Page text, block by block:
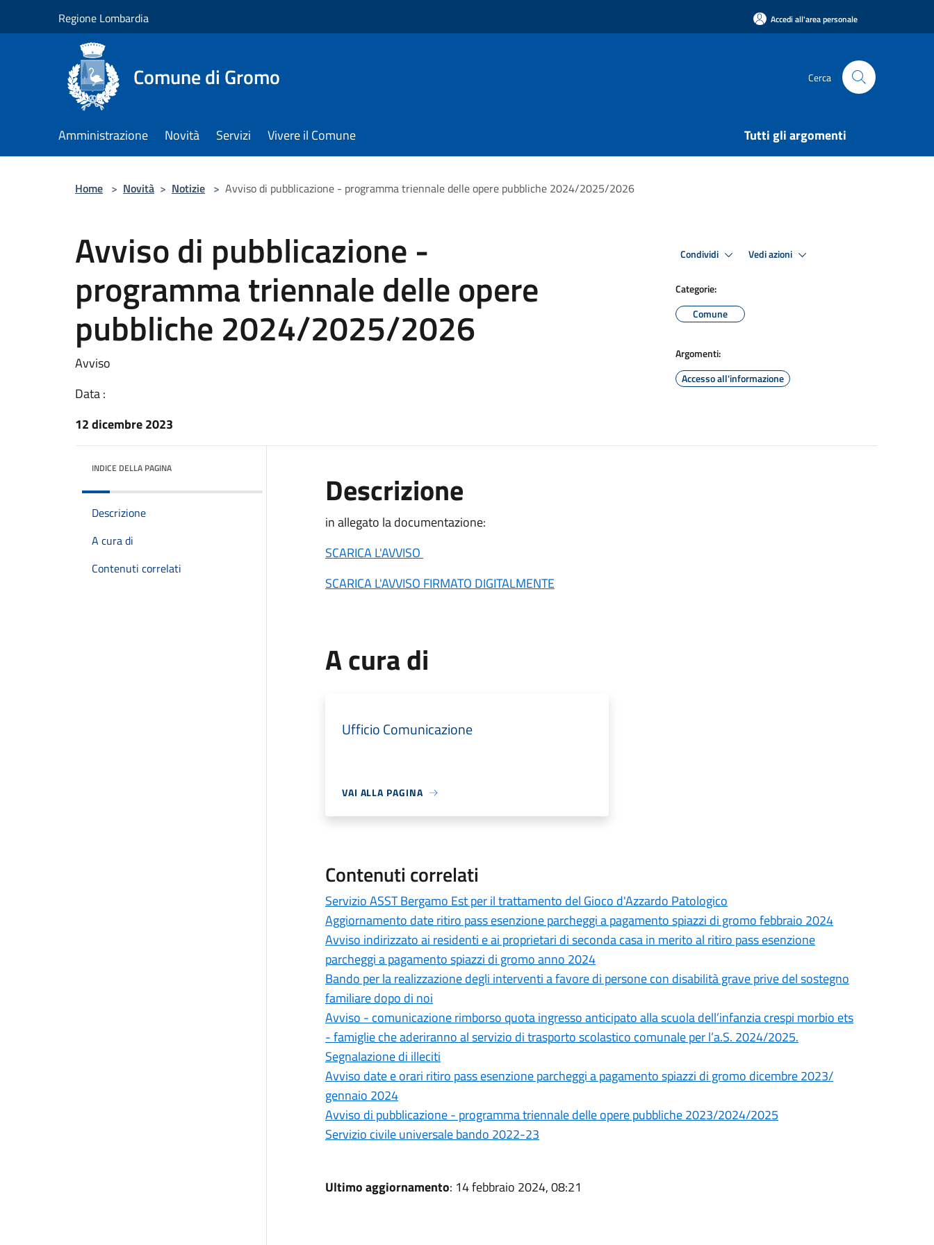
Regione Lombardia Accedi all'area personale
Comune di Gromo Cerca
Amministrazione Novità Servizi Vivere il Comune Tutti gli argomenti
Home > Novità > Notizie > Avviso di pubblicazione - programma triennale delle opere pubbliche 2024/2025/2026
Avviso di pubblicazione -
programma triennale delle opere
pubbliche 2024/2025/2026
Avviso
Data :
12 dicembre 2023
Condividi Vedi azioni
Categorie:
Comune
Argomenti:
Accesso all'informazione
INDICE DELLA PAGINA
Descrizione
A cura di
Contenuti correlati
Descrizione
in allegato la documentazione:
SCARICA L'AVVISO
SCARICA L'AVVISO FIRMATO DIGITALMENTE
A cura di
Ufficio Comunicazione
VAI ALLA PAGINA
Contenuti correlati
Servizio ASST Bergamo Est per il trattamento del Gioco d'Azzardo Patologico
Aggiornamento date ritiro pass esenzione parcheggi a pagamento spiazzi di gromo febbraio 2024
Avviso indirizzato ai residenti e ai proprietari di seconda casa in merito al ritiro pass esenzione
parcheggi a pagamento spiazzi di gromo anno 2024
Bando per la realizzazione degli interventi a favore di persone con disabilità grave prive del sostegno
familiare dopo di noi
Avviso - comunicazione rimborso quota ingresso anticipato alla scuola dell’infanzia crespi morbio ets
- famiglie che aderiranno al servizio di trasporto scolastico comunale per l’a.S. 2024/2025.
Segnalazione di illeciti
Avviso date e orari ritiro pass esenzione parcheggi a pagamento spiazzi di gromo dicembre 2023/
gennaio 2024
Avviso di pubblicazione - programma triennale delle opere pubbliche 2023/2024/2025
Servizio civile universale bando 2022-23
Ultimo aggiornamento: 14 febbraio 2024, 08:21